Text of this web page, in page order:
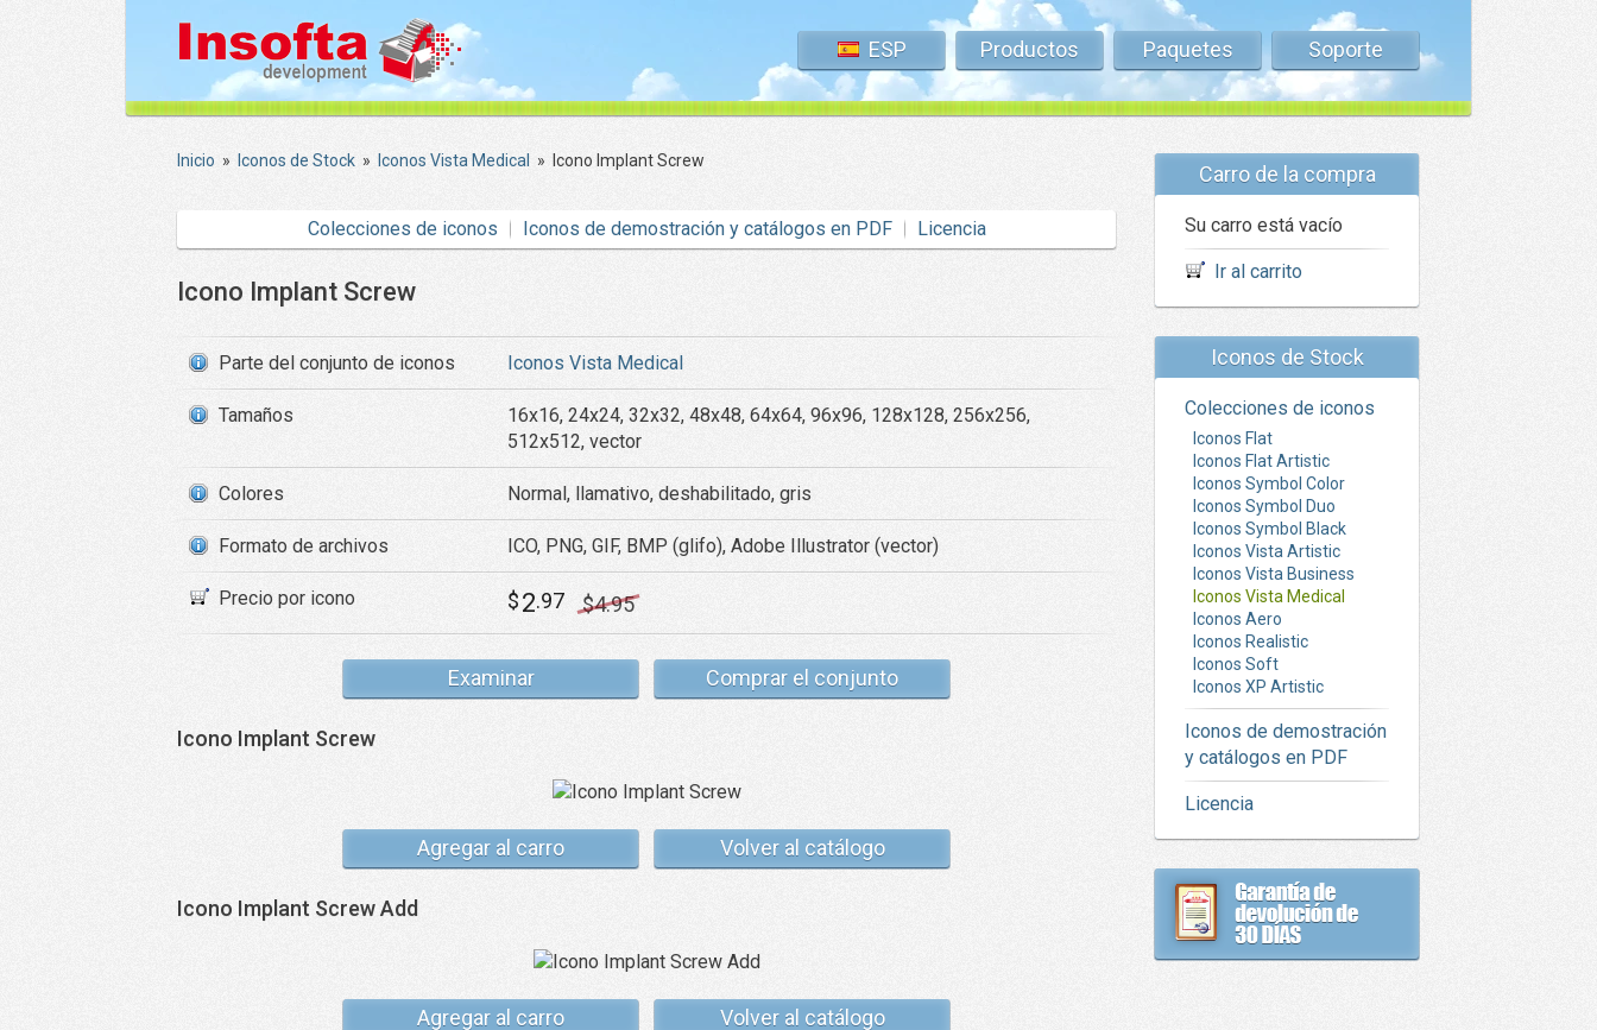
ESP Productos Paquetes Soporte
Inicio » Iconos de Stock » Iconos Vista Medical » Icono Implant Screw
Colecciones de iconos Iconos de demostración y catálogos en PDF Licencia
Icono Implant Screw
Parte del conjunto de iconos Iconos Vista Medical
Tamaños
16x16, 24x24, 32x32, 48x48, 64x64, 96x96, 128x128, 256x256,
512x512, vector
Colores Normal, llamativo, deshabilitado, gris
Formato de archivos ICO, PNG, GIF, BMP (glifo), Adobe Illustrator (vector)
Precio por icono $2.97 $4.95
Examinar Comprar el conjunto
Icono Implant Screw
Agregar al carro Volver al catálogo
Icono Implant Screw Add
Agregar al carro Volver al catálogo
Carro de la compra
Su carro está vacío
Ir al carrito
Iconos de Stock
Colecciones de iconos
Iconos Flat
Iconos Flat Artistic
Iconos Symbol Color
Iconos Symbol Duo
Iconos Symbol Black
Iconos Vista Artistic
Iconos Vista Business
Iconos Vista Medical
Iconos Aero
Iconos Realistic
Iconos Soft
Iconos XP Artistic
Iconos de demostración
y catálogos en PDF
Licencia